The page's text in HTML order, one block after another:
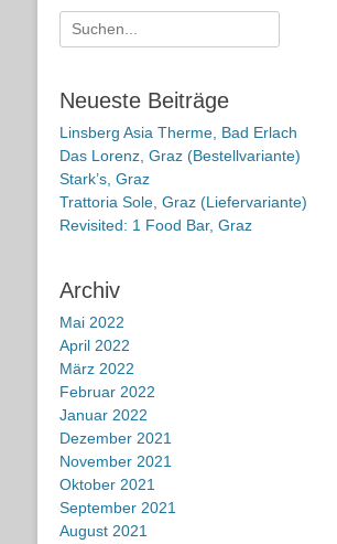
Suche
nach:
Neueste Beiträge
Linsberg Asia Therme, Bad Erlach
Das Lorenz, Graz (Bestellvariante)
Stark’s, Graz
Trattoria Sole, Graz (Liefervariante)
Revisited: 1 Food Bar, Graz
Archiv
Mai 2022
April 2022
März 2022
Februar 2022
Januar 2022
Dezember 2021
November 2021
Oktober 2021
September 2021
August 2021